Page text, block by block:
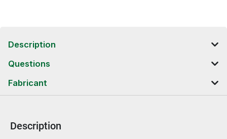
Description
Questions
Fabricant
Description